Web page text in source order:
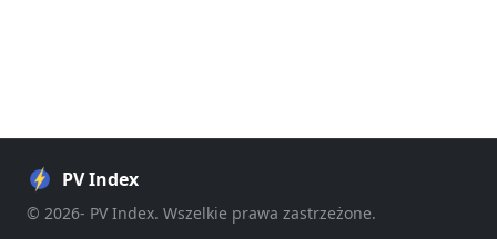
PV Index
© 2026- PV Index. Wszelkie prawa zastrzeżone.